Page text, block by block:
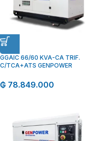
GGAIC 66/60 KVA-CA TRIF.
C/TCA+ATS GENPOWER
₲ 78.849.000